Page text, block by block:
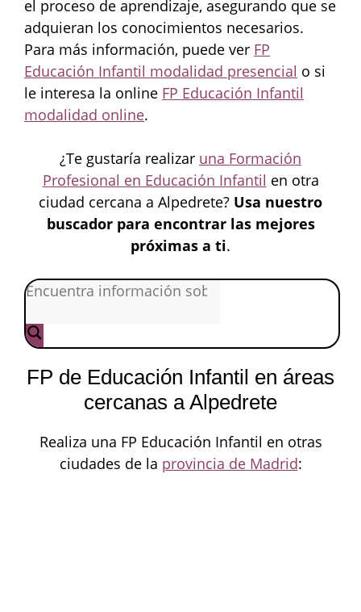
el proceso de aprendizaje, asegurando que se
adquieran los conocimientos necesarios.
Para más información, puede ver FP
Educación Infantil modalidad presencial o si
le interesa la online FP Educación Infantil
modalidad online.
¿Te gustaría realizar una Formación
Profesional en Educación Infantil en otra
ciudad cercana a Alpedrete? Usa nuestro
buscador para encontrar las mejores
próximas a ti.
FP de Educación Infantil en áreas
cercanas a Alpedrete
Realiza una FP Educación Infantil en otras
ciudades de la provincia de Madrid: